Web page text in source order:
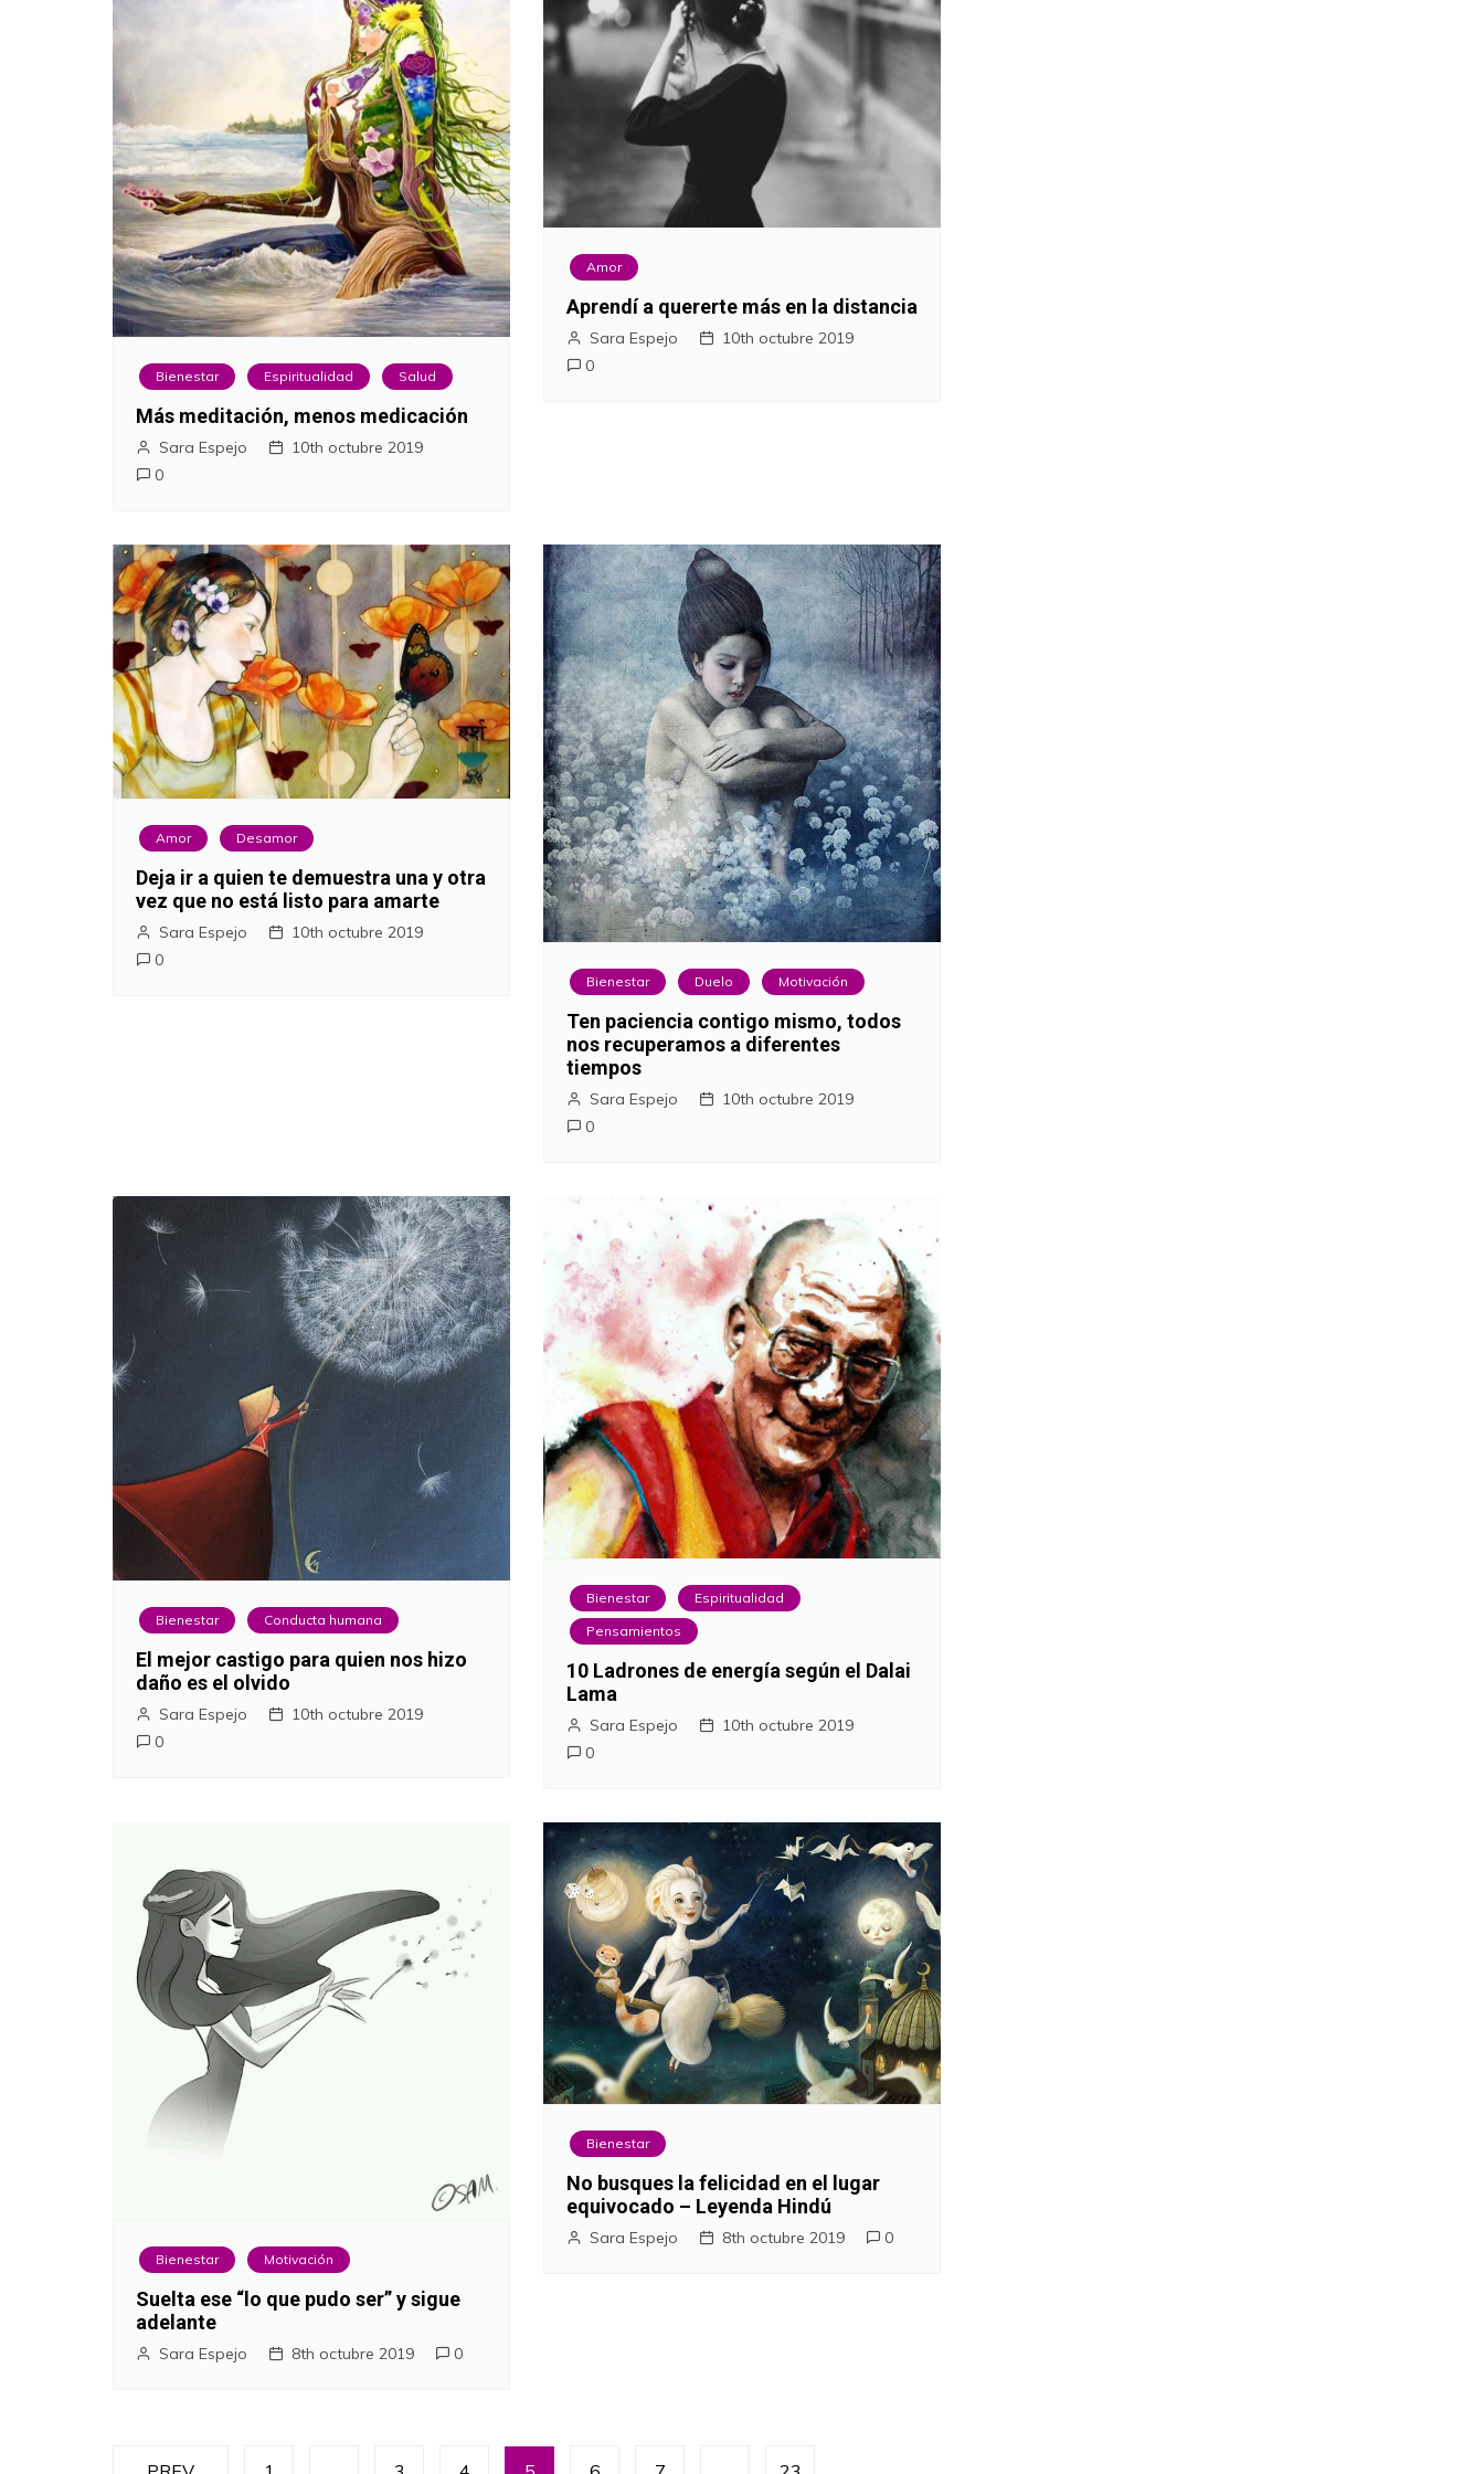
Bienestar Espiritualidad Salud
Más meditación, menos medicación
Sara Espejo
10th octubre 2019
0
Amor
Aprendí a quererte más en la distancia
Sara Espejo
10th octubre 2019
0
Amor Desamor
Deja ir a quien te demuestra una y otra
vez que no está listo para amarte
Sara Espejo
10th octubre 2019
0
Bienestar Duelo Motivación
Ten paciencia contigo mismo, todos
nos recuperamos a diferentes
tiempos
Sara Espejo
10th octubre 2019
0
Bienestar Conducta humana
El mejor castigo para quien nos hizo
daño es el olvido
Sara Espejo
10th octubre 2019
0
Bienestar
Espiritualidad
Pensamientos
10 Ladrones de energía según el Dalai
Lama
Sara Espejo
10th octubre 2019
0
Bienestar Motivación
Suelta ese “lo que pudo ser” y sigue
adelante
Sara Espejo 8th octubre 2019 0
Bienestar
No busques la felicidad en el lugar
equivocado – Leyenda Hindú
Sara Espejo 8th octubre 2019 0